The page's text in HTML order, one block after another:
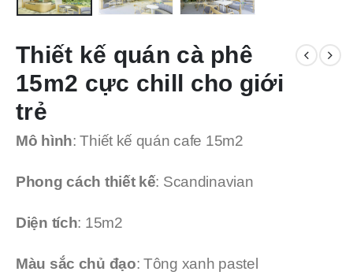
Thiết kế quán cà phê
15m2 cực chill cho giới
trẻ
Mô hình: Thiết kế quán cafe 15m2
Phong cách thiết kế: Scandinavian
Diện tích: 15m2
Màu sắc chủ đạo: Tông xanh pastel